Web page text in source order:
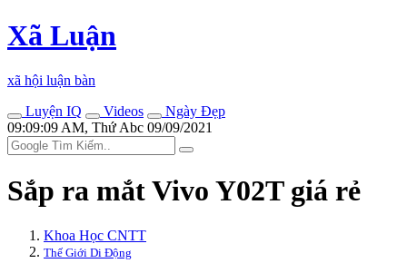
Xã Luận
xã hội luận bàn
Luyện IQ
Videos
Ngày Đẹp
09:09:09 AM, Thứ Abc 09/09/2021
Sắp ra mắt Vivo Y02T giá rẻ
Khoa Học CNTT
Thế Giới Di Động